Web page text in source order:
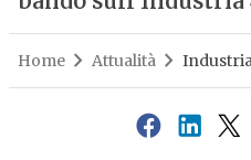
Home Attualità